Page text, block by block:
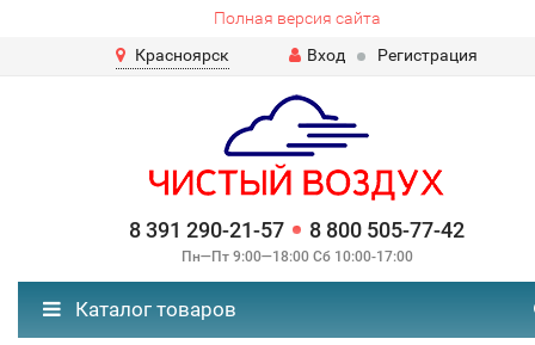
Полная версия сайта
Красноярск
Вход Регистрация
8 391 290-21-57 8 800 505-77-42
Пн—Пт 9:00—18:00 Сб 10:00-17:00
Каталог товаров